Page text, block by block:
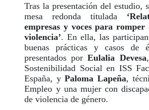
Tras la presentación del estudio,
mesa redonda titulada
empresas y voces para
violencia’. En ella, las
buenas prácticas y casos de
presentados porEulalia Devesa
Sostenibilidad Social en ISS
España, yPaloma Lapeña,
Empleo y una mujer con
de violencia de género.